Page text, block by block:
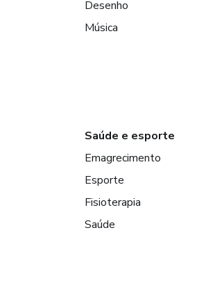
Desenho
Música
Saúde e esporte
Emagrecimento
Esporte
Fisioterapia
Saúde